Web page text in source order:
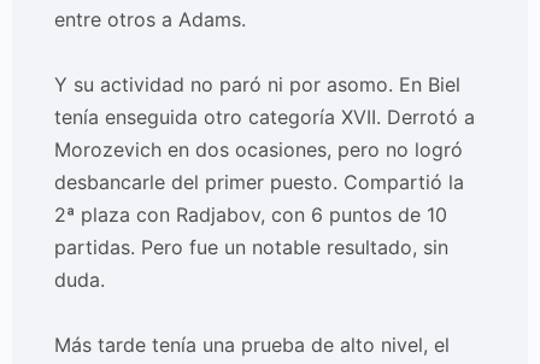
entre otros a Adams.
Y su actividad no paró ni por asomo. En Biel
tenía enseguida otro categoría XVII. Derrotó a
Morozevich en dos ocasiones, pero no logró
desbancarle del primer puesto. Compartió la
2ª plaza con Radjabov, con 6 puntos de 10
partidas. Pero fue un notable resultado, sin
duda.
Más tarde tenía una prueba de alto nivel, el